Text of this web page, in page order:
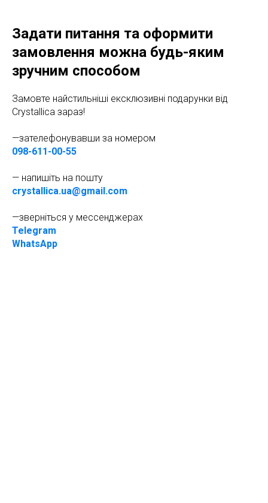
Задати питання та оформити
замовлення можна будь-яким
зручним способом
Замовте найстильніші ексклюзивні подарунки від
Crystallica зараз!
—зателефонувавши за номером
098-611-00-55
— напишіть на пошту
crystallica.ua@gmail.com
—зверніться у мессенджерах
Telegram
WhatsApp